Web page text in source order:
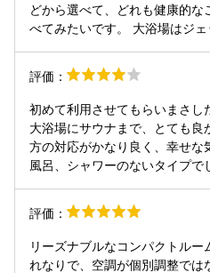
どから選べて、どれも健康的
べてみたいです。 大浴場はジ
しいです。 残念な点は客室は大手のビジネスホテルに比べ
て、ひと回り小さい感じでコン
しかなかったので、もう2、3個
評価：
初めて利用させてもらいまさし
大浴場にサウナまで、とても
方の対応がかなり良く、幸せな
風呂、シャワーのないタイプで
ウナの沐浴用のシート型チェア
全体的に良いホテルで、機会が
す。
評価：
リーズナブルなコンパクトル
れなりで、空調が個別調整では